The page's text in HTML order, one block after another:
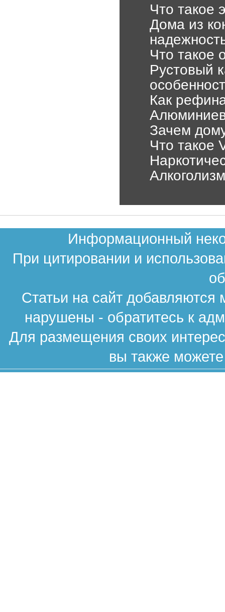
Что такое
Дома из
Что такое
Рустовый
Как
Зачем
Что такое
Информационный
При цитировании и
Статьи на сайт
нарушены - обратитесь к
Для размещения своих
вы также